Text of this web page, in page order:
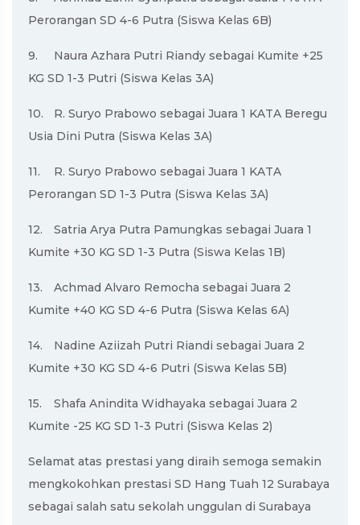
Perorangan SD 4-6 Putra (Siswa Kelas 6B)
9.
Naura Azhara Putri Riandy sebagai Kumite +25
KG SD 1-3 Putri (Siswa Kelas 3A)
10.
R. Suryo Prabowo sebagai Juara 1 KATA Beregu
Usia Dini Putra (Siswa Kelas 3A)
11.
R. Suryo Prabowo sebagai Juara 1 KATA
Perorangan SD 1-3 Putra (Siswa Kelas 3A)
12.
Satria Arya Putra Pamungkas sebagai Juara 1
Kumite +30 KG SD 1-3 Putra (Siswa Kelas 1B)
13.
Achmad Alvaro Remocha sebagai Juara 2
Kumite +40 KG SD 4-6 Putra (Siswa Kelas 6A)
14.
Nadine Aziizah Putri Riandi sebagai Juara 2
Kumite +30 KG SD 4-6 Putri (Siswa Kelas 5B)
15.
Shafa Anindita Widhayaka sebagai Juara 2
Kumite -25 KG SD 1-3 Putri (Siswa Kelas 2)
Selamat atas prestasi yang diraih semoga semakin
mengkokohkan prestasi SD Hang Tuah 12 Surabaya
sebagai salah satu sekolah unggulan di Surabaya